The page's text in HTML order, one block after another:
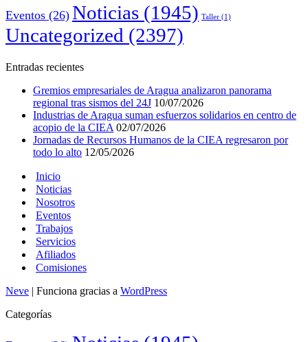
Eventos (26) Noticias (1945) Taller (1)
Uncategorized (2397)
Entradas recientes
Gremios empresariales de Aragua analizaron panorama
regional tras sismos del 24J 10/07/2026
Industrias de Aragua suman esfuerzos solidarios en centro de
acopio de la CIEA 02/07/2026
Jornadas de Recursos Humanos de la CIEA regresaron por
todo lo alto 12/05/2026
Inicio
Noticias
Nosotros
Eventos
Trabajos
Servicios
Afiliados
Comisiones
Neve | Funciona gracias a WordPress
Categorías